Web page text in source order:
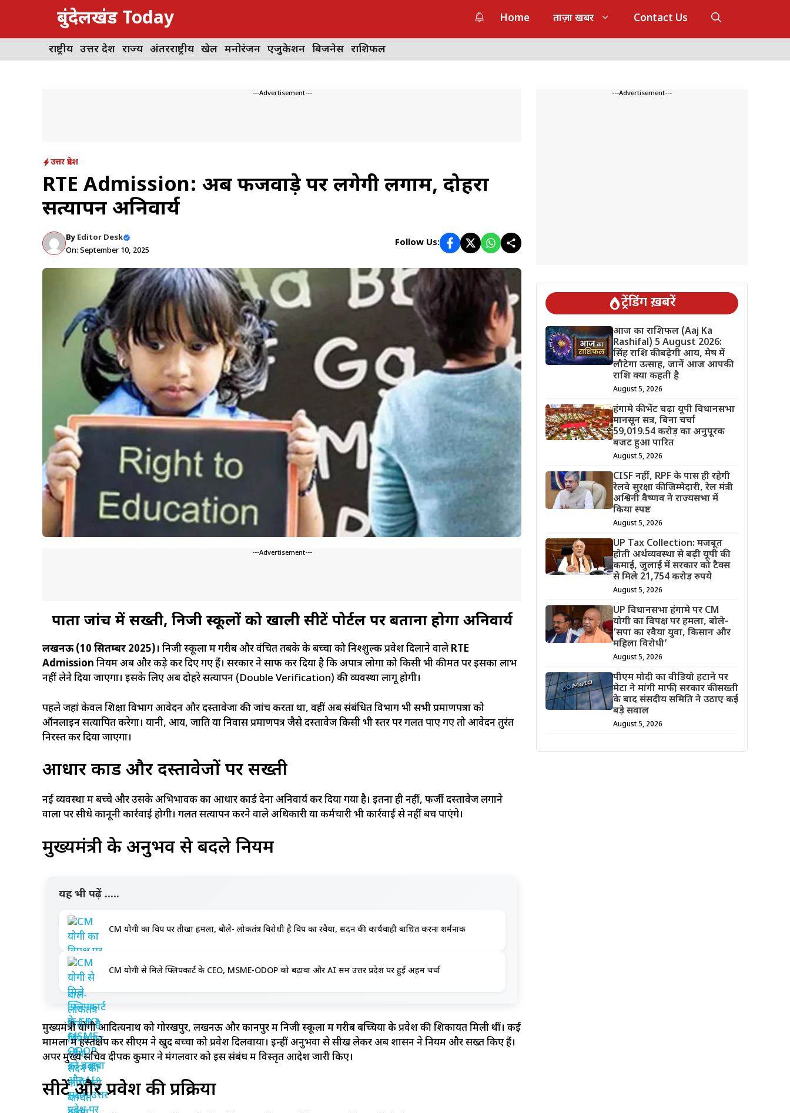
content
बुंदेलखंड Today Home ताज़ा खबर Contact Us
राष्ट्रीय उत्तर प्रदेश राज्य अंतरराष्ट्रीय खेल मनोरंजन एजुकेशन बिजनेस राशिफल
---Advertisement---
उत्तर प्रदेश
RTE Admission: अब फर्जीवाड़े पर लगेगी लगाम, दोहरा
सत्यापन अनिवार्य
By Editor Desk
On: September 10, 2025
Follow Us:
---Advertisement---
पात्रता जांच में सख्ती, निजी स्कूलों को खाली सीटें पोर्टल पर बताना होगा अनिवार्य
लखनऊ (10 सितम्बर 2025)। निजी स्कूलों में गरीब और वंचित तबके के बच्चों को निश्शुल्क प्रवेश दिलाने वाले RTE
Admission नियम अब और कड़े कर दिए गए हैं। सरकार ने साफ कर दिया है कि अपात्र लोगों को किसी भी कीमत पर इसका लाभ
नहीं लेने दिया जाएगा। इसके लिए अब दोहरे सत्यापन (Double Verification) की व्यवस्था लागू होगी।
पहले जहां केवल शिक्षा विभाग आवेदन और दस्तावेजों की जांच करता था, वहीं अब संबंधित विभाग भी सभी प्रमाणपत्रों को
ऑनलाइन सत्यापित करेगा। यानी, आय, जाति या निवास प्रमाणपत्र जैसे दस्तावेज किसी भी स्तर पर गलत पाए गए तो आवेदन तुरंत
निरस्त कर दिया जाएगा।
आधार कार्ड और दस्तावेजों पर सख्ती
नई व्यवस्था में बच्चे और उसके अभिभावक का आधार कार्ड देना अनिवार्य कर दिया गया है। इतना ही नहीं, फर्जी दस्तावेज लगाने
वालों पर सीधे कानूनी कार्रवाई होगी। गलत सत्यापन करने वाले अधिकारी या कर्मचारी भी कार्रवाई से नहीं बच पाएंगे।
मुख्यमंत्री के अनुभव से बदले नियम
यह भी पढ़ें .....
CM योगी का विपक्ष पर तीखा हमला, बोले- लोकतंत्र विरोधी है विपक्ष का रवैया, सदन की कार्यवाही बाधित करना शर्मनाक
CM योगी से मिले फ्लिपकार्ट के CEO, MSME-ODOP को बढ़ावा और AI सक्षम उत्तर प्रदेश पर हुई अहम चर्चा
मुख्यमंत्री योगी आदित्यनाथ को गोरखपुर, लखनऊ और कानपुर में निजी स्कूलों में गरीब बच्चियों के प्रवेश की शिकायतें मिली थीं। कई
मामलों में हस्तक्षेप कर सीएम ने खुद बच्चों को प्रवेश दिलवाया। इन्हीं अनुभवों से सीख लेकर अब शासन ने नियम और सख्त किए हैं।
अपर मुख्य सचिव दीपक कुमार ने मंगलवार को इस संबंध में विस्तृत आदेश जारी किए।
सीटें और प्रवेश की प्रक्रिया
---Advertisement---
ट्रेंडिंग ख़बरें
आज का राशिफल (Aaj Ka
Rashifal) 5 August 2026:
सिंह राशि की बढ़ेगी आय, मेष में
लौटेगा उत्साह, जानें आज आपकी
राशि क्या कहती है
August 5, 2026
हंगामे की भेंट चढ़ा यूपी विधानसभा
मानसून सत्र, बिना चर्चा
59,019.54 करोड़ का अनुपूरक
बजट हुआ पारित
August 5, 2026
CISF नहीं, RPF के पास ही रहेगी
रेलवे सुरक्षा की जिम्मेदारी, रेल मंत्री
अश्विनी वैष्णव ने राज्यसभा में
किया स्पष्ट
August 5, 2026
UP Tax Collection: मजबूत
होती अर्थव्यवस्था से बढ़ी यूपी की
कमाई, जुलाई में सरकार को टैक्स
से मिले 21,754 करोड़ रुपये
August 5, 2026
UP विधानसभा हंगामे पर CM
योगी का विपक्ष पर हमला, बोले-
‘सपा का रवैया युवा, किसान और
महिला विरोधी’
August 5, 2026
पीएम मोदी का वीडियो हटाने पर
मेटा ने मांगी माफी, सरकार की सख्ती
के बाद संसदीय समिति ने उठाए कई
बड़े सवाल
August 5, 2026